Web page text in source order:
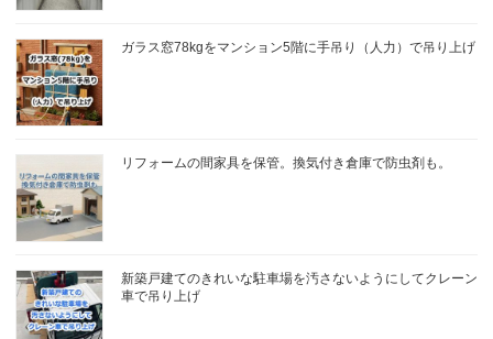
ガラス窓78kgをマンション5階に手吊り（人力）で吊り上げ
リフォームの間家具を保管。換気付き倉庫で防虫剤も。
新築戸建てのきれいな駐車場を汚さないようにしてクレーン
車で吊り上げ